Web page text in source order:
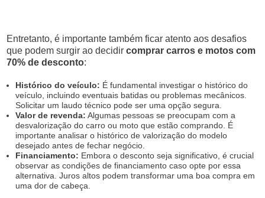
Entretanto, é importante também ficar atento aos desafios
que podem surgir ao decidircomprar carros e motos com
70% de desconto:
Histórico do veículo: É fundamental investigar o histórico do
veículo, incluindo eventuais batidas ou problemas mecânicos.
Solicitar um laudo técnico pode ser uma opção segura.
Valor de revenda: Algumas pessoas se preocupam com a
desvalorização do carro ou moto que estão comprando. É
importante analisar o histórico de valorização do modelo
desejado antes de fechar negócio.
Financiamento: Embora o desconto seja significativo, é crucial
observar as condições de financiamento caso opte por essa
alternativa. Juros altos podem transformar uma boa compra em
uma dor de cabeça.